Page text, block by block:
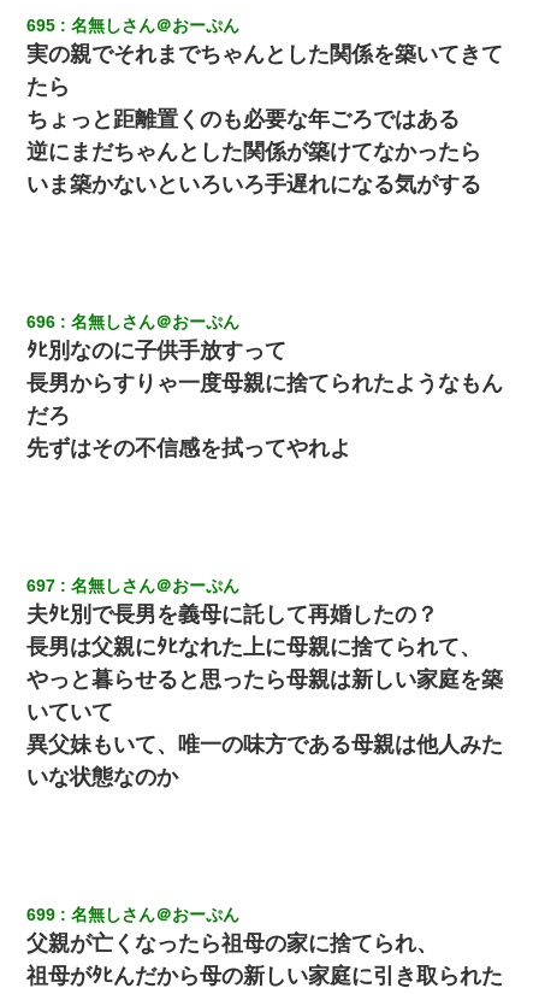
695 名無しさん＠おーぷん
実の親でそれまでちゃんとした関係を築いてきて
たら
ちょっと距離置くのも必要な年ごろではある
逆にまだちゃんとした関係が築けてなかったら
いま築かないといろいろ手遅れになる気がする
696 名無しさん＠おーぷん
ﾀﾋ別なのに子供手放すって
長男からすりゃ一度母親に捨てられたようなもん
だろ
先ずはその不信感を拭ってやれよ
697 名無しさん＠おーぷん
夫ﾀﾋ別で長男を義母に託して再婚したの？
長男は父親にﾀﾋなれた上に母親に捨てられて、
やっと暮らせると思ったら母親は新しい家庭を築
いていて
異父妹もいて、唯一の味方である母親は他人みた
いな状態なのか
699 名無しさん＠おーぷん
父親が亡くなったら祖母の家に捨てられ、
祖母がﾀﾋんだから母の新しい家庭に引き取られた